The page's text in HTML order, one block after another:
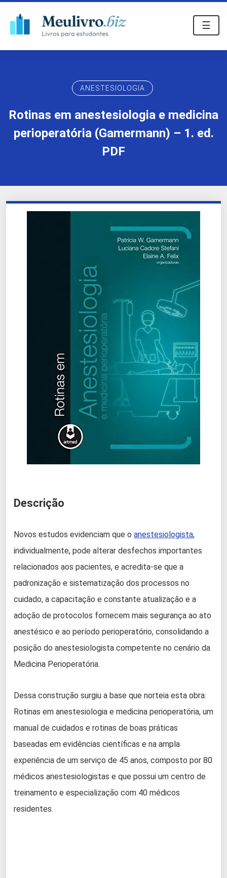
☰
ANESTESIOLOGIA
Rotinas em anestesiologia e medicina
perioperatória (Gamermann) – 1. ed.
PDF
Descrição
Novos estudos evidenciam que o anestesiologista,
individualmente, pode alterar desfechos importantes
relacionados aos pacientes, e acredita-se que a
padronização e sistematização dos processos no
cuidado, a capacitação e constante atualização e a
adoção de protocolos fornecem mais segurança ao ato
anestésico e ao período perioperatório, consolidando a
posição do anestesiologista competente no cenário da
Medicina Perioperatória.
Dessa construção surgiu a base que norteia esta obra:
Rotinas em anestesiologia e medicina perioperatória, um
manual de cuidados e rotinas de boas práticas
baseadas em evidências científicas e na ampla
experiência de um serviço de 45 anos, composto por 80
médicos anestesiologistas e que possui um centro de
treinamento e especialização com 40 médicos
residentes.